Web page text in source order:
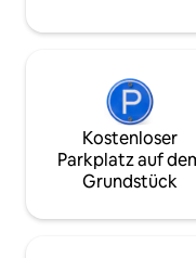
Kostenloser
Parkplatz auf
Grundstück